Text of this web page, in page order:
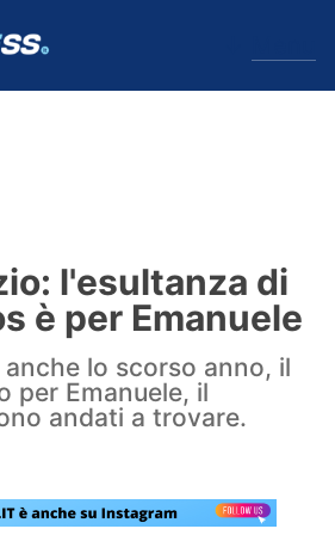
l'esultanza di
è per Emanuele
lo scorso anno, il
per Emanuele, il
andati a trovare.